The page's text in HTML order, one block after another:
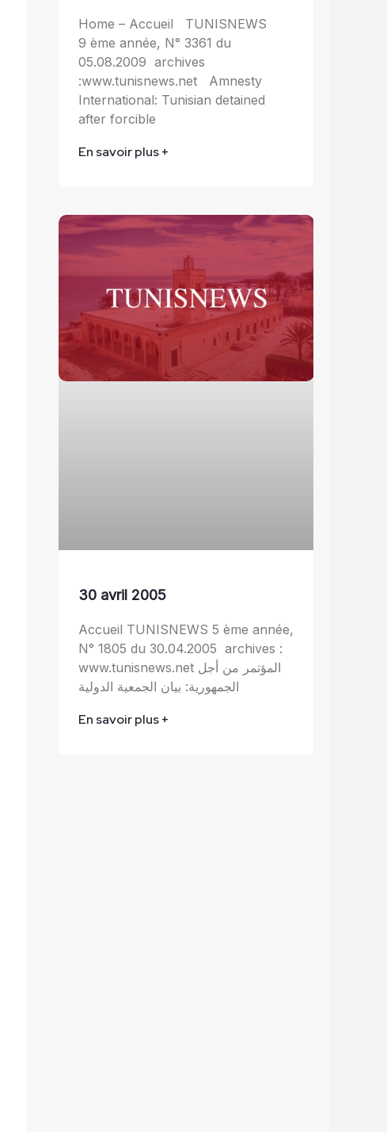
Home – Accueil TUNISNEWS
9 ème année, N° 3361 du
05.08.2009 archives
:www.tunisnews.net Amnesty
International: Tunisian detained
after forcible
En savoir plus +
30 avril 2005
Accueil TUNISNEWS 5 ème année,
N° 1805 du 30.04.2005 archives :
www.tunisnews.net المؤتمر من أجل
الجمهورية: بيان الجمعية الدولية
En savoir plus +